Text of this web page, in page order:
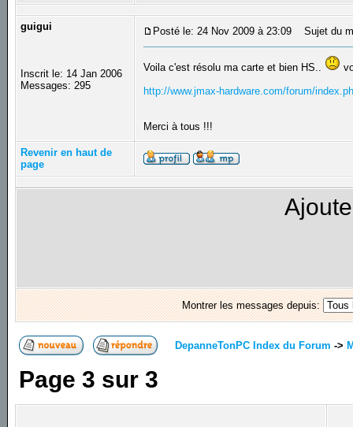
guigui
Inscrit le: 14 Jan 2006
Messages: 295
Posté le: 24 Nov 2009 à 23:09 Sujet du
Voila c'est résolu ma carte et bien HS..
http://www.jmax-hardware.com/forum/
Merci à tous !!!
Revenir en haut de
page
Montrer les messages depuis:
DepanneTonPC Index du Forum ->
Page3 sur3